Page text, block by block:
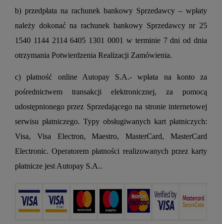
b) przedpłata na rachunek bankowy Sprzedawcy – wpłaty
należy dokonać na rachunek bankowy Sprzedawcy nr 25
1540 1144 2114 6405 1301 0001 w terminie 7 dni od dnia
otrzymania Potwierdzenia Realizacji Zamówienia.
c) płatność online Autopay S.A.- wpłata na konto za
pośrednictwem transakcji elektronicznej, za pomocą
udostępnionego przez Sprzedającego na stronie internetowej
serwisu płatniczego. Typy obsługiwanych kart płatniczych:
Visa, Visa Electron, Maestro, MasterCard, MasterCard
Electronic. Operatorem płatności realizowanych przez karty
płatnicze jest Autopay S.A..